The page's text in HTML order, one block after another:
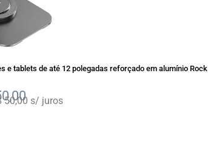
e tablets de até 12 polegadas reforçado em alumínio Rock
50,00 s/ juros